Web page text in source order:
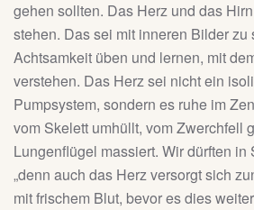
gehen sollten. Das Herz und das
stehen. Das sei mit inneren Bilder zu
Achtsamkeit üben und lernen, mit
verstehen. Das Herz sei nicht ein
Pumpsystem, sondern es ruhe im
vom Skelett umhüllt, vom Zwerchfell
Lungenflügel massiert. Wir dürften in
„denn auch das Herz versorgt sich
mit frischem Blut, bevor es dies